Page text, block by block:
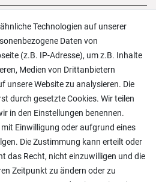
prompte Lieferung und
Technologien auf unserer
Daten von
(z.B. IP-Adresse), um z.B. Inhalte
Medien von Drittanbietern
unsere Website zu analysieren. Die
durch gesetzte Cookies. Wir teilen
in den Einstellungen benennen.
Einwilligung oder aufgrund eines
Die Zustimmung kann erteilt oder
das Recht, nicht einzuwilligen und die
Zeitpunkt zu ändern oder zu